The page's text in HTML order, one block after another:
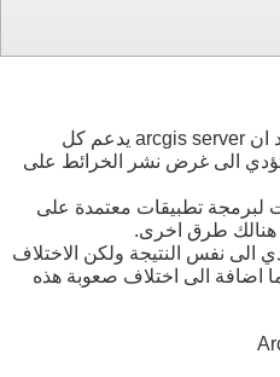
**تؤدي نفس الغرض تماما واقصد ان arcgis server يدعم كل
تؤدي الى غرض نشر الخرائط على
لبرمجة تطبيقات معتمدة على
الى نفس النتيجة ولكن الاختلاف
اضافة الى اختلاف صعوبة هذه